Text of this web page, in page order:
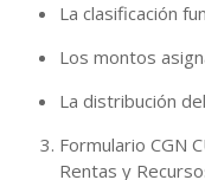
La clasificación
Los montos
La distribución
Formulario CGN
Rentas y